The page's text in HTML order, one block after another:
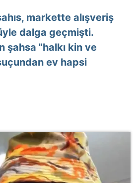
markette alışveriş
dalga geçmişti.
şahsa "halkı kin ve
ev hapsi